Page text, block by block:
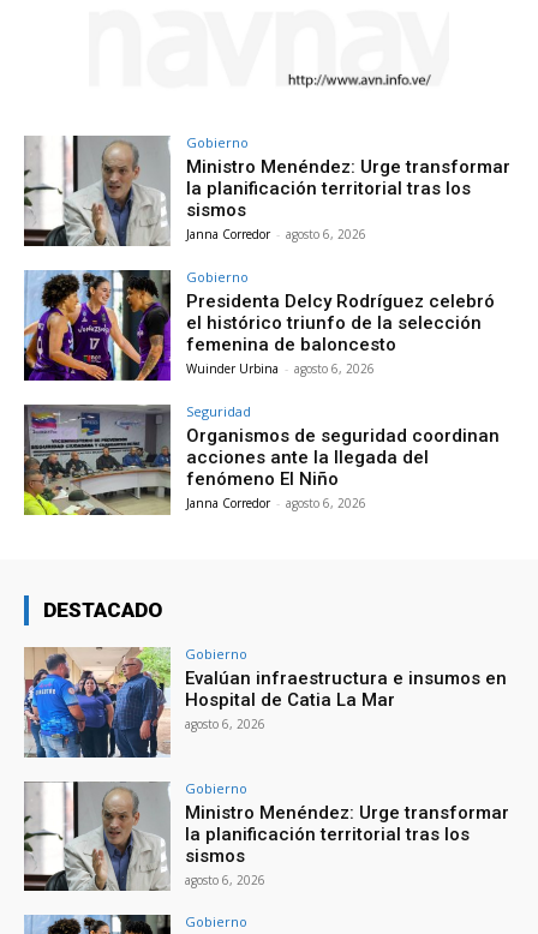
Gobierno
Ministro Menéndez: Urge transformar
la planificación territorial tras los
sismos
Janna Corredor - agosto 6, 2026
Gobierno
Presidenta Delcy Rodríguez celebró
el histórico triunfo de la selección
femenina de baloncesto
Wuinder Urbina - agosto 6, 2026
Seguridad
Organismos de seguridad coordinan
acciones ante la llegada del
fenómeno El Niño
Janna Corredor - agosto 6, 2026
DESTACADO
Gobierno
Evalúan infraestructura e insumos en
Hospital de Catia La Mar
agosto 6, 2026
Gobierno
Ministro Menéndez: Urge transformar
la planificación territorial tras los
sismos
agosto 6, 2026
Gobierno